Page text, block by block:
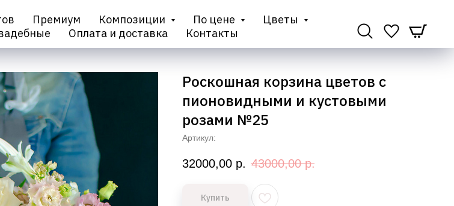
Премиум Композиции По цене
Цветы
Оплата и доставка Контакты
Роскошная корзина цветов с
пионовидными и кустовыми
розами №25
Артикул:
32000,00 р. 43000,00 р.
Купить